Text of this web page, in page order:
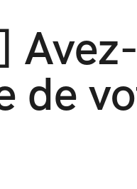
de